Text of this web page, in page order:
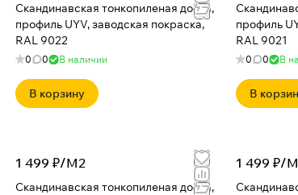
Скандинавская тонкопиленая доска,
профиль UYV, заводская покраска,
RAL 9022
0 0 В наличии
В корзину
профиль
RAL 9021
0 0 В
В
1 499 ₽/М2
Скандинавская тонкопиленая доска,
1 499 ₽/